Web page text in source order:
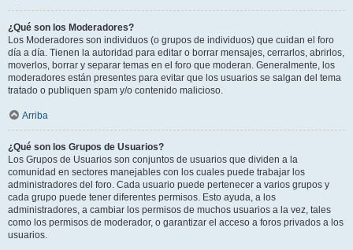
¿Qué son los Moderadores?
Los Moderadores son individuos (o grupos de individuos) que cuidan el foro
día a día. Tienen la autoridad para editar o borrar mensajes, cerrarlos, abrirlos,
moverlos, borrar y separar temas en el foro que moderan. Generalmente, los
moderadores están presentes para evitar que los usuarios se salgan del tema
tratado o publiquen spam y/o contenido malicioso.
Arriba
¿Qué son los Grupos de Usuarios?
Los Grupos de Usuarios son conjuntos de usuarios que dividen a la
comunidad en sectores manejables con los cuales puede trabajar los
administradores del foro. Cada usuario puede pertenecer a varios grupos y
cada grupo puede tener diferentes permisos. Esto ayuda, a los
administradores, a cambiar los permisos de muchos usuarios a la vez, tales
como los permisos de moderador, o garantizar el acceso a foros privados a los
usuarios.